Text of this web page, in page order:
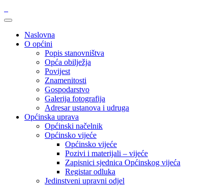
Naslovna
O općini
Popis stanovništva
Opća obilježja
Povijest
Znamenitosti
Gospodarstvo
Galerija fotografija
Adresar ustanova i udruga
Općinska uprava
Općinski načelnik
Općinsko vijeće
Općinsko vijeće
Pozivi i materijali – vijeće
Zapisnici sjednica Općinskog vijeća
Registar odluka
Jedinstveni upravni odjel